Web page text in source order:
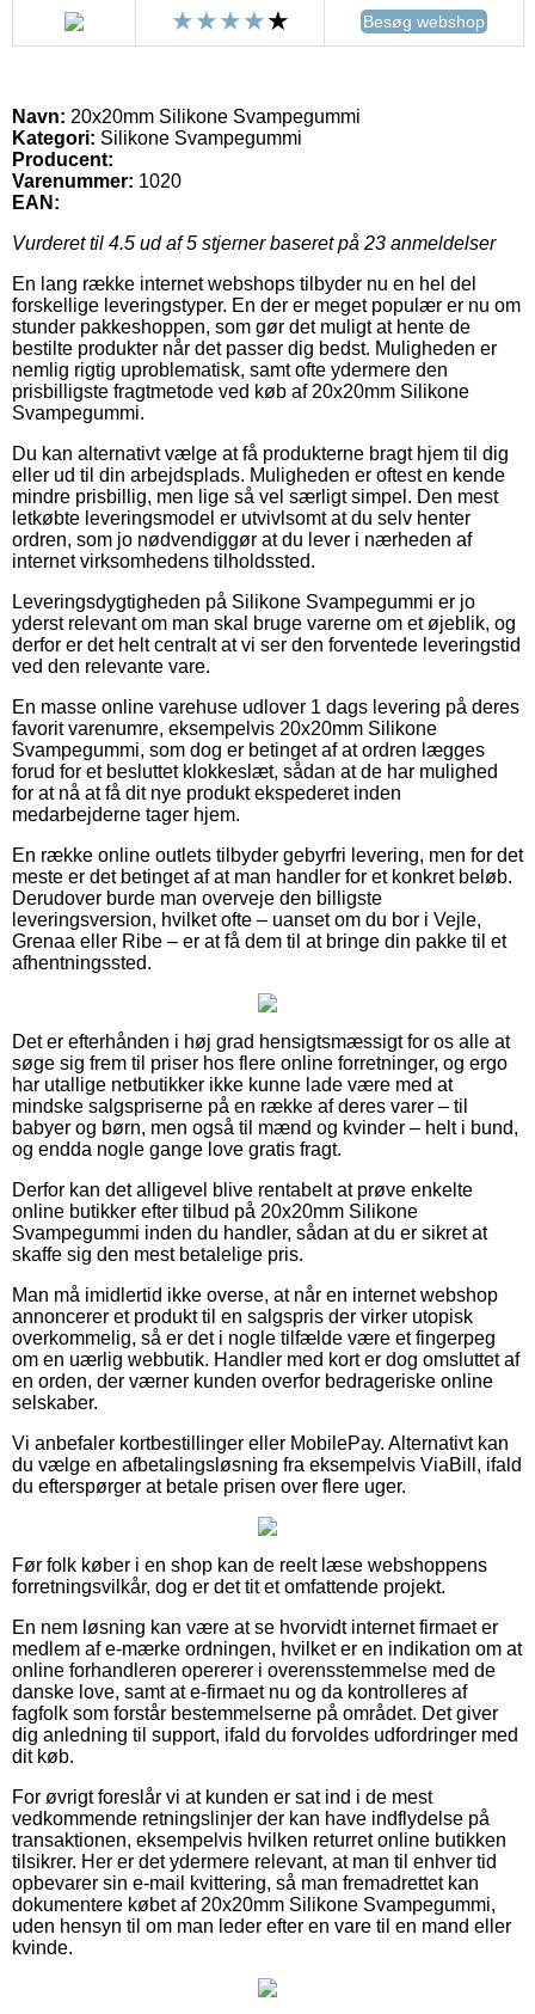
Besøg webshop
Navn: 20x20mm Silikone Svampegummi
Kategori: Silikone Svampegummi
Producent:
Varenummer: 1020
EAN:
Vurderet til 4.5 ud af 5 stjerner baseret på 23 anmeldelser
En lang række internet webshops tilbyder nu en hel del
forskellige leveringstyper. En der er meget populær er nu om
stunder pakkeshoppen, som gør det muligt at hente de
bestilte produkter når det passer dig bedst. Muligheden er
nemlig rigtig uproblematisk, samt ofte ydermere den
prisbilligste fragtmetode ved køb af 20x20mm Silikone
Svampegummi.
Du kan alternativt vælge at få produkterne bragt hjem til dig
eller ud til din arbejdsplads. Muligheden er oftest en kende
mindre prisbillig, men lige så vel særligt simpel. Den mest
letkøbte leveringsmodel er utvivlsomt at du selv henter
ordren, som jo nødvendiggør at du lever i nærheden af
internet virksomhedens tilholdssted.
Leveringsdygtigheden på Silikone Svampegummi er jo
yderst relevant om man skal bruge varerne om et øjeblik, og
derfor er det helt centralt at vi ser den forventede leveringstid
ved den relevante vare.
En masse online varehuse udlover 1 dags levering på deres
favorit varenumre, eksempelvis 20x20mm Silikone
Svampegummi, som dog er betinget af at ordren lægges
forud for et besluttet klokkeslæt, sådan at de har mulighed
for at nå at få dit nye produkt ekspederet inden
medarbejderne tager hjem.
En række online outlets tilbyder gebyrfri levering, men for det
meste er det betinget af at man handler for et konkret beløb.
Derudover burde man overveje den billigste
leveringsversion, hvilket ofte – uanset om du bor i Vejle,
Grenaa eller Ribe – er at få dem til at bringe din pakke til et
afhentningssted.
Det er efterhånden i høj grad hensigtsmæssigt for os alle at
søge sig frem til priser hos flere online forretninger, og ergo
har utallige netbutikker ikke kunne lade være med at
mindske salgspriserne på en række af deres varer – til
babyer og børn, men også til mænd og kvinder – helt i bund,
og endda nogle gange love gratis fragt.
Derfor kan det alligevel blive rentabelt at prøve enkelte
online butikker efter tilbud på 20x20mm Silikone
Svampegummi inden du handler, sådan at du er sikret at
skaffe sig den mest betalelige pris.
Man må imidlertid ikke overse, at når en internet webshop
annoncerer et produkt til en salgspris der virker utopisk
overkommelig, så er det i nogle tilfælde være et fingerpeg
om en uærlig webbutik. Handler med kort er dog omsluttet af
en orden, der værner kunden overfor bedrageriske online
selskaber.
Vi anbefaler kortbestillinger eller MobilePay. Alternativt kan
du vælge en afbetalingsløsning fra eksempelvis ViaBill, ifald
du efterspørger at betale prisen over flere uger.
Før folk køber i en shop kan de reelt læse webshoppens
forretningsvilkår, dog er det tit et omfattende projekt.
En nem løsning kan være at se hvorvidt internet firmaet er
medlem af e-mærke ordningen, hvilket er en indikation om at
online forhandleren opererer i overensstemmelse med de
danske love, samt at e-firmaet nu og da kontrolleres af
fagfolk som forstår bestemmelserne på området. Det giver
dig anledning til support, ifald du forvoldes udfordringer med
dit køb.
For øvrigt foreslår vi at kunden er sat ind i de mest
vedkommende retningslinjer der kan have indflydelse på
transaktionen, eksempelvis hvilken returret online butikken
tilsikrer. Her er det ydermere relevant, at man til enhver tid
opbevarer sin e-mail kvittering, så man fremadrettet kan
dokumentere købet af 20x20mm Silikone Svampegummi,
uden hensyn til om man leder efter en vare til en mand eller
kvinde.